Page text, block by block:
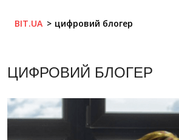
BIT.UA цифровий блогер
ЦИФРОВИЙ БЛОГЕР